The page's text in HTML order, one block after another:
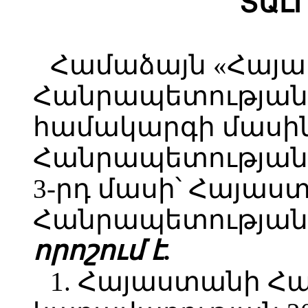
Համաձայն
Հանրապետության
համակարգի
Հանրապետության
3-րդ մասի՝
Հանրապետության
որոշում է.
1. Հայաստանի